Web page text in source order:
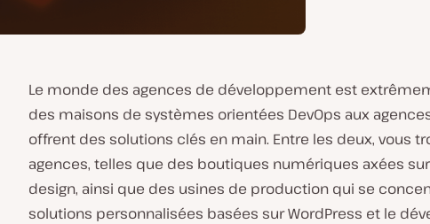
Le monde des agences de développement est
des maisons de systèmes orientées DevOps aux
offrent des solutions clés en main. Entre les deux, vous
agences, telles que des boutiques numériques axées
design, ainsi que des usines de production qui se
solutions personnalisées basées sur WordPress et le